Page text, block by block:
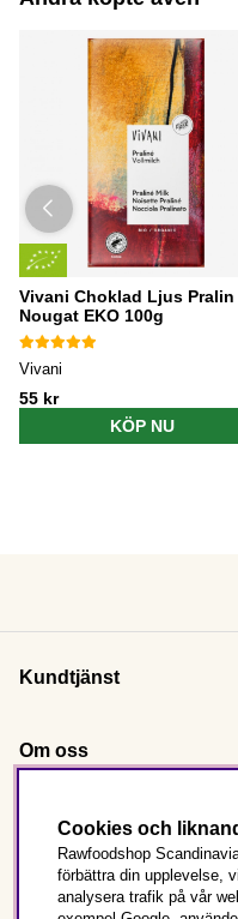
Vivani Choklad Ljus Pralin
Nougat EKO 100g
Vivani
55 kr
KÖP NU
Kundtjänst
Om oss
Följ oss
Det här är
Cookies och
Rawfoodshop
förbättra din upplevelse,
analysera trafik på vår